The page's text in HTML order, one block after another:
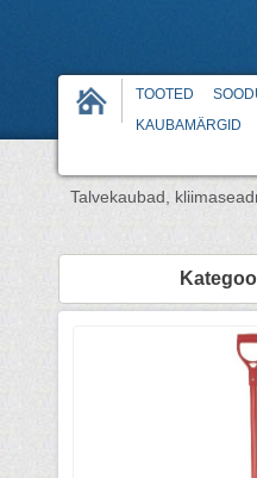
TOOTED
KAUBAMÄRGID
Talvekaubad,